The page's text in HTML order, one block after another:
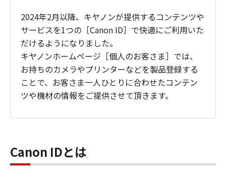
2024年2月以降、キヤノンが提供するコンテンツや
サービスを1つの［Canon ID］で快適にご利用いた
だけるようになりました。
キヤノンホームページ［個人のお客さま］では、
お持ちのカメラやプリンターなどを製品登録する
ことで、お客さま一人ひとりに合わせたコンテン
ツや機材の情報をご提供させて頂きます。
Canon IDとは